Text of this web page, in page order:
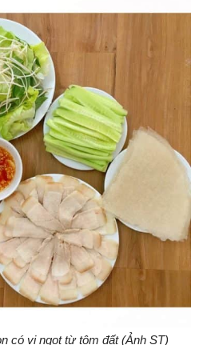
có vị ngọt từ tôm đất (Ảnh ST)